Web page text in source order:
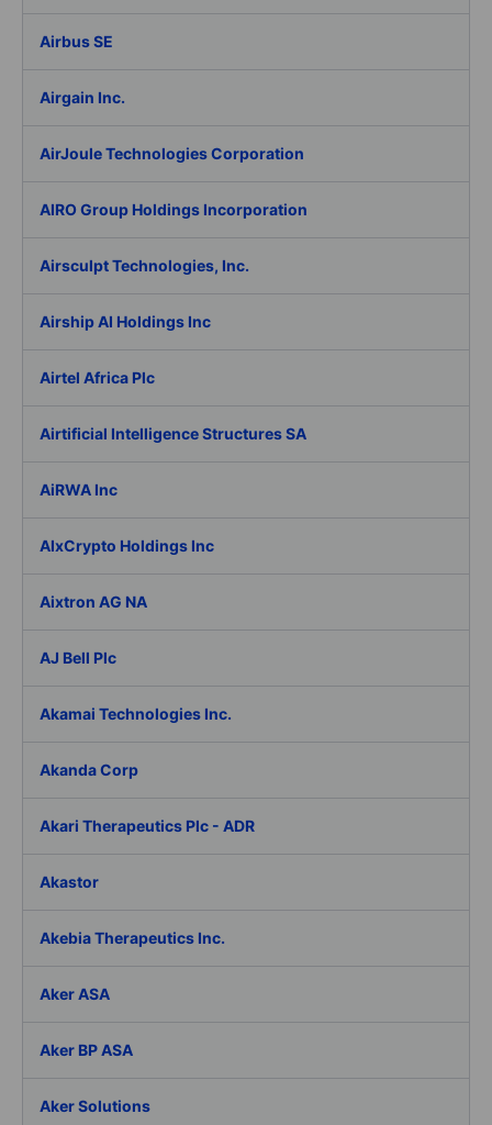
Airbus SE
Airgain Inc.
AirJoule Technologies Corporation
AIRO Group Holdings Incorporation
Airsculpt Technologies, Inc.
Airship AI Holdings Inc
Airtel Africa Plc
Airtificial Intelligence Structures SA
AiRWA Inc
AIxCrypto Holdings Inc
Aixtron AG NA
AJ Bell Plc
Akamai Technologies Inc.
Akanda Corp
Akari Therapeutics Plc - ADR
Akastor
Akebia Therapeutics Inc.
Aker ASA
Aker BP ASA
Aker Solutions